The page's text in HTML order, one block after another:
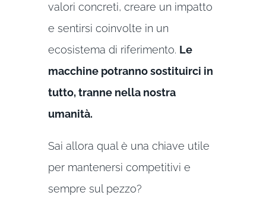
valori concreti, creare un impatto
e sentirsi coinvolte in un
ecosistema di riferimento. Le
macchine potranno sostituirci in
tutto, tranne nella nostra
umanità.
Sai allora qual è una chiave utile
per mantenersi competitivi e
sempre sul pezzo?